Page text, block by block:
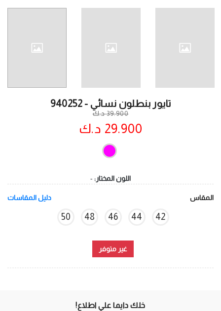
تايور بنطلون نسائي - 940252
39.900 د.ك
29.900 د.ك
اللون المختار: -
المقاس دليل المقاسات
42
44
46
48
50
غير متوفر
خلك دايما علي اطلاع!